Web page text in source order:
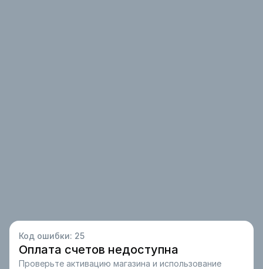
Код ошибки: 25
Оплата счетов недоступна
Проверьте активацию магазина и использование